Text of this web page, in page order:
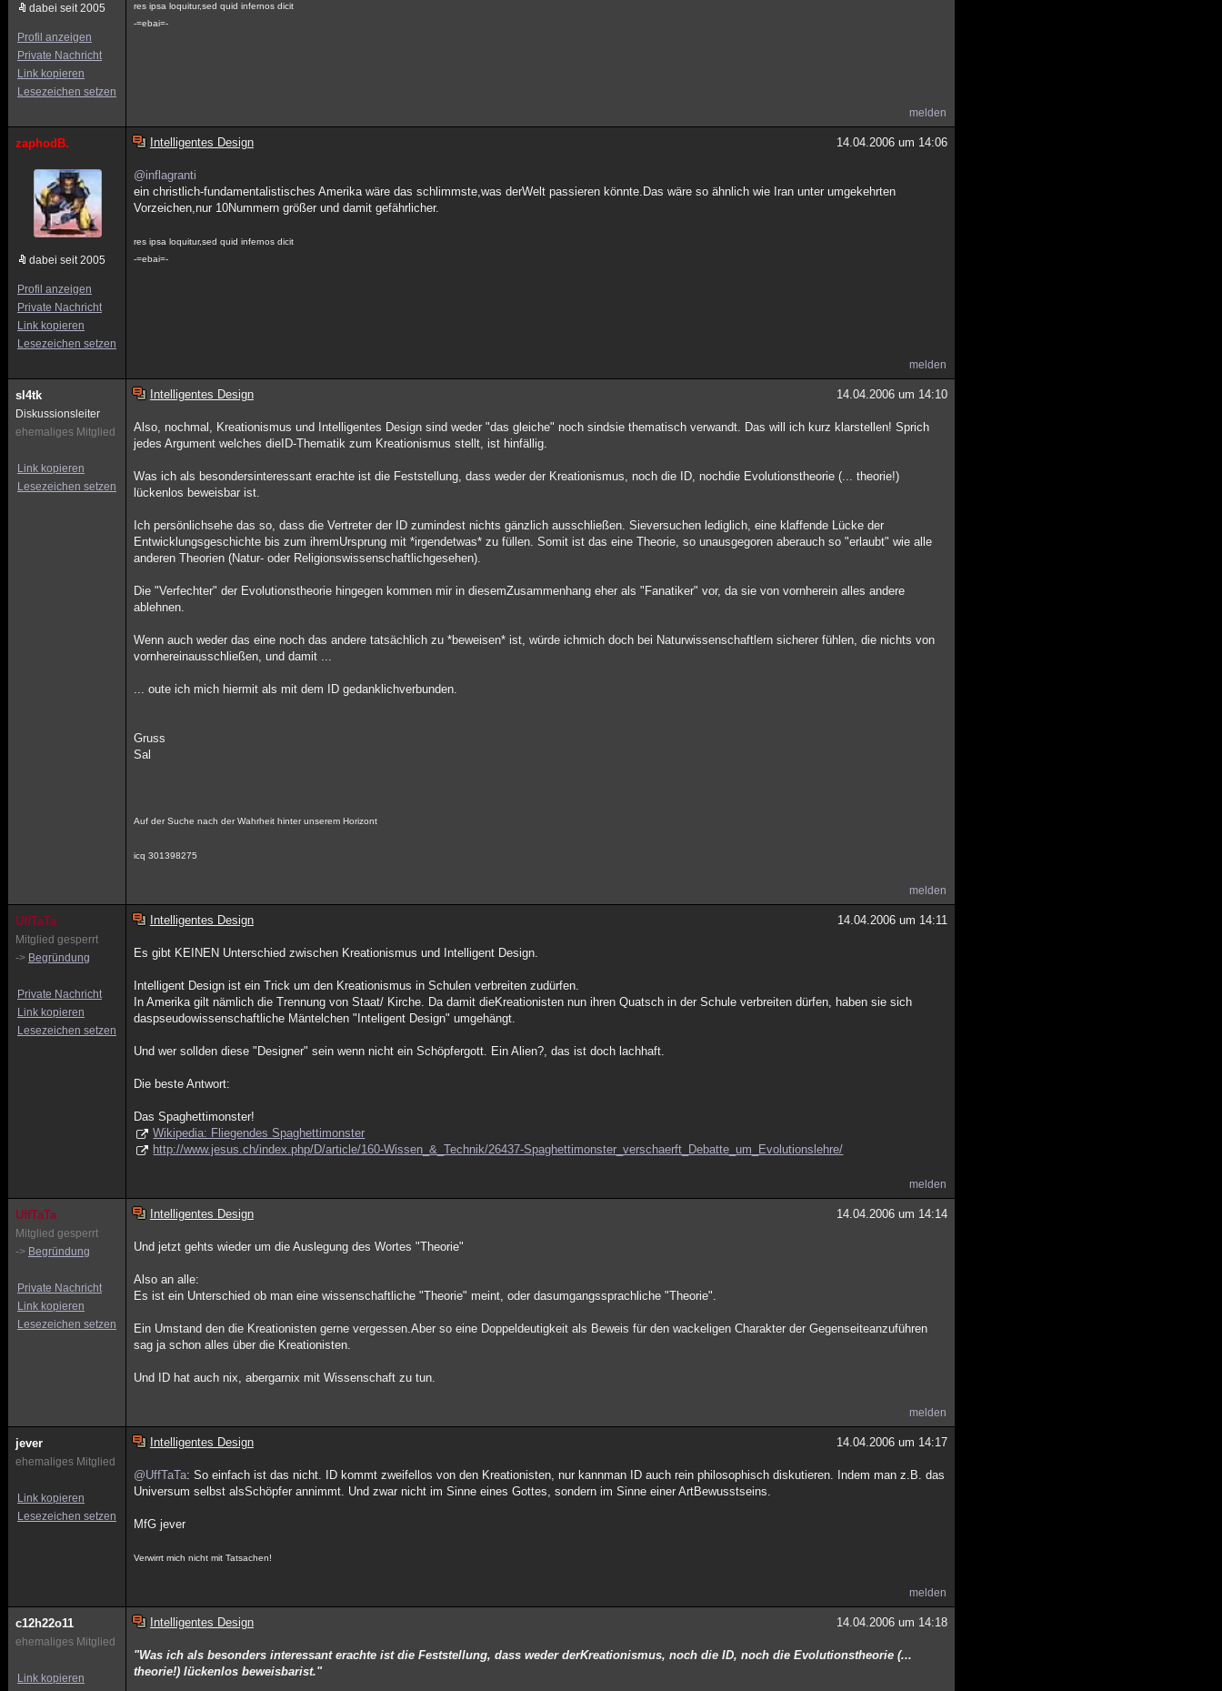
dabei seit 2005
Profil anzeigen
Private Nachricht
Link kopieren
Lesezeichen setzen
res ipsa loquitur,sed quid infernos dicit
-=ebai=-
melden
zaphodB.
dabei seit 2005
Profil anzeigen
Private Nachricht
Link kopieren
Lesezeichen setzen
Intelligentes Design 14.04.2006 um 14:06
@inflagranti
ein christlich-fundamentalistisches Amerika wäre das schlimmste,was derWelt passieren könnte.Das wäre so ähnlich wie Iran unter umgekehrten
Vorzeichen,nur 10Nummern größer und damit gefährlicher.
res ipsa loquitur,sed quid infernos dicit
-=ebai=-
melden
sl4tk
Diskussionsleiter
ehemaliges Mitglied
Link kopieren
Lesezeichen setzen
Intelligentes Design 14.04.2006 um 14:10
Also, nochmal, Kreationismus und Intelligentes Design sind weder "das gleiche" noch sindsie thematisch verwandt. Das will ich kurz klarstellen! Sprich
jedes Argument welches dieID-Thematik zum Kreationismus stellt, ist hinfällig.
Was ich als besondersinteressant erachte ist die Feststellung, dass weder der Kreationismus, noch die ID, nochdie Evolutionstheorie (... theorie!)
lückenlos beweisbar ist.
Ich persönlichsehe das so, dass die Vertreter der ID zumindest nichts gänzlich ausschließen. Sieversuchen lediglich, eine klaffende Lücke der
Entwicklungsgeschichte bis zum ihremUrsprung mit *irgendetwas* zu füllen. Somit ist das eine Theorie, so unausgegoren aberauch so "erlaubt" wie alle
anderen Theorien (Natur- oder Religionswissenschaftlichgesehen).
Die "Verfechter" der Evolutionstheorie hingegen kommen mir in diesemZusammenhang eher als "Fanatiker" vor, da sie von vornherein alles andere
ablehnen.
Wenn auch weder das eine noch das andere tatsächlich zu *beweisen* ist, würde ichmich doch bei Naturwissenschaftlern sicherer fühlen, die nichts von
vornhereinausschließen, und damit ...
... oute ich mich hiermit als mit dem ID gedanklichverbunden.
Gruss
Sal
Auf der Suche nach der Wahrheit hinter unserem Horizont
icq 301398275
melden
UffTaTa
Mitglied gesperrt
-> Begründung
Private Nachricht
Link kopieren
Lesezeichen setzen
Intelligentes Design 14.04.2006 um 14:11
Es gibt KEINEN Unterschied zwischen Kreationismus und Intelligent Design.
Intelligent Design ist ein Trick um den Kreationismus in Schulen verbreiten zudürfen.
In Amerika gilt nämlich die Trennung von Staat/ Kirche. Da damit dieKreationisten nun ihren Quatsch in der Schule verbreiten dürfen, haben sie sich
daspseudowissenschaftliche Mäntelchen "Inteligent Design" umgehängt.
Und wer sollden diese "Designer" sein wenn nicht ein Schöpfergott. Ein Alien?, das ist doch lachhaft.
Die beste Antwort:
Das Spaghettimonster!
Wikipedia: Fliegendes Spaghettimonster
http://www.jesus.ch/index.php/D/article/160-Wissen_&_Technik/26437-Spaghettimonster_verschaerft_Debatte_um_Evolutionslehre/
melden
UffTaTa
Mitglied gesperrt
-> Begründung
Private Nachricht
Link kopieren
Lesezeichen setzen
Intelligentes Design 14.04.2006 um 14:14
Und jetzt gehts wieder um die Auslegung des Wortes "Theorie"
Also an alle:
Es ist ein Unterschied ob man eine wissenschaftliche "Theorie" meint, oder dasumgangssprachliche "Theorie".
Ein Umstand den die Kreationisten gerne vergessen.Aber so eine Doppeldeutigkeit als Beweis für den wackeligen Charakter der Gegenseiteanzuführen
sag ja schon alles über die Kreationisten.
Und ID hat auch nix, abergarnix mit Wissenschaft zu tun.
melden
jever
ehemaliges Mitglied
Link kopieren
Lesezeichen setzen
Intelligentes Design 14.04.2006 um 14:17
@UffTaTa: So einfach ist das nicht. ID kommt zweifellos von den Kreationisten, nur kannman ID auch rein philosophisch diskutieren. Indem man z.B. das
Universum selbst alsSchöpfer annimmt. Und zwar nicht im Sinne eines Gottes, sondern im Sinne einer ArtBewusstseins.
MfG jever
Verwirrt mich nicht mit Tatsachen!
melden
c12h22o11
ehemaliges Mitglied
Link kopieren
Intelligentes Design 14.04.2006 um 14:18
"Was ich als besonders interessant erachte ist die Feststellung, dass weder derKreationismus, noch die ID, noch die Evolutionstheorie (...
theorie!) lückenlos beweisbarist."